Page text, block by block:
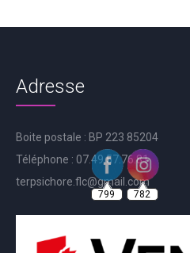
Adresse
Boite postale : BP 223 85204
Téléphone : 07.49.57.76.81
terpsichore.flc@gmail.com
799 782